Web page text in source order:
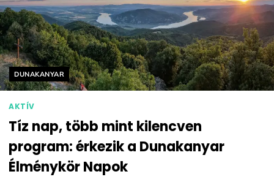
Helyszín címkék:
DUNAKANYAR
AKTÍV
Tíz nap, több mint kilencven
program: érkezik a Dunakanyar
Élménykör Napok